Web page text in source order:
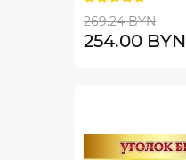
269.24 BYN
254.00 BYN